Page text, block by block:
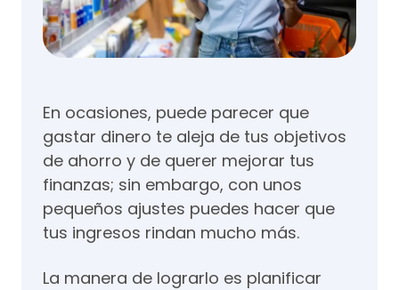
En ocasiones, puede parecer que
gastar dinero te aleja de tus objetivos
de ahorro y de querer mejorar tus
finanzas; sin embargo, con unos
pequeños ajustes puedes hacer que
tus ingresos rindan mucho más.
La manera de lograrlo es planificar